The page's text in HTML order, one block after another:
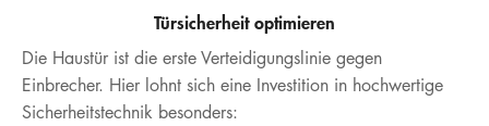
Türsicherheit optimieren
Die Haustür ist die erste Verteidigungslinie gegen
Einbrecher. Hier lohnt sich eine Investition in hochwertige
Sicherheitstechnik besonders: